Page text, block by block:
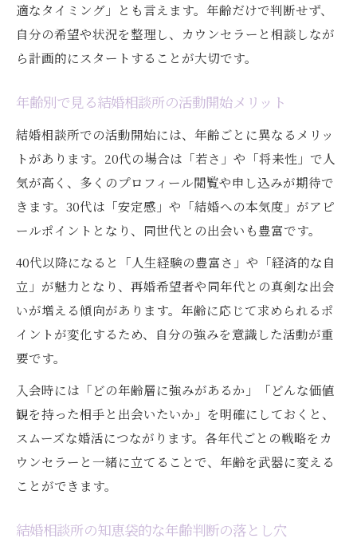
適なタイミング」とも言えます。年齢だけで判断せず、
自分の希望や状況を整理し、カウンセラーと相談しなが
ら計画的にスタートすることが大切です。
年齢別で見る結婚相談所の活動開始メリット
結婚相談所での活動開始には、年齢ごとに異なるメリッ
トがあります。20代の場合は「若さ」や「将来性」で人
気が高く、多くのプロフィール閲覧や申し込みが期待で
きます。30代は「安定感」や「結婚への本気度」がアピ
ールポイントとなり、同世代との出会いも豊富です。
40代以降になると「人生経験の豊富さ」や「経済的な自
立」が魅力となり、再婚希望者や同年代との真剣な出会
いが増える傾向があります。年齢に応じて求められるポ
イントが変化するため、自分の強みを意識した活動が重
要です。
入会時には「どの年齢層に強みがあるか」「どんな価値
観を持った相手と出会いたいか」を明確にしておくと、
スムーズな婚活につながります。各年代ごとの戦略をカ
ウンセラーと一緒に立てることで、年齢を武器に変える
ことができます。
結婚相談所の知恵袋的な年齢判断の落とし穴